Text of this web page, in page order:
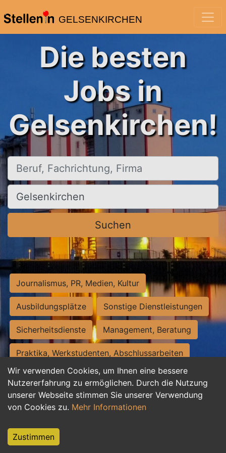
GELSENKIRCHEN
Wir verwenden Cookies, um Ihnen eine bessere
Nutzererfahrung zu ermöglichen. Durch die Nutzung
unserer Webseite stimmen Sie unserer Verwendung
von Cookies zu. Mehr Informationen
Zustimmen
Die besten
Jobs in
Gelsenkirchen!
Beruf, Fachrichtung, Firma
Ort, Stadt
Suchen
Journalismus, PR, Medien, Kultur
Ausbildungsplätze Sonstige Dienstleistungen
Sicherheitsdienste Management, Beratung
Praktika, Werkstudenten, Abschlussarbeiten
Personalwesen Assistenz, Sekretariat
Hilfskräfte, Aushilfs- und Nebenjobs
Weiterbildung, Studium, duale Ausbildung